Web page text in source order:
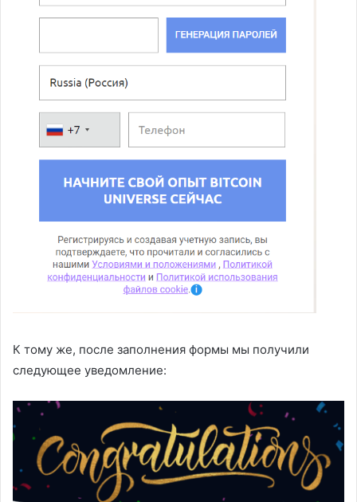
К тому же, после заполнения формы мы получили
следующее уведомление: